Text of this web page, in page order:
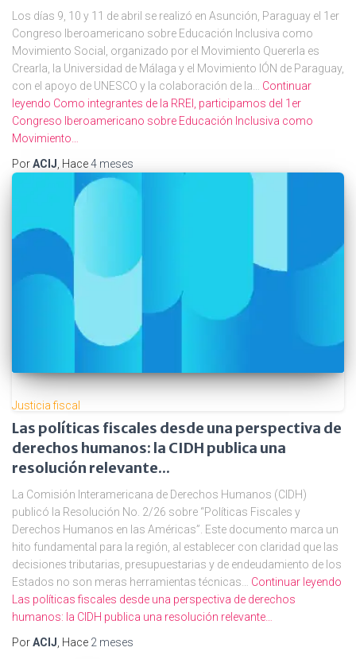
Los días 9, 10 y 11 de abril se realizó en Asunción, Paraguay el 1er
Congreso Iberoamericano sobre Educación Inclusiva como
Movimiento Social, organizado por el Movimiento Quererla es
Crearla, la Universidad de Málaga y el Movimiento IÓN de Paraguay,
con el apoyo de UNESCO y la colaboración de la… Continuar
leyendo Como integrantes de la RREI, participamos del 1er
Congreso Iberoamericano sobre Educación Inclusiva como
Movimiento…
PorACIJ , Hace4 meses
Justicia fiscal
Las políticas fiscales desde una perspectiva de
derechos humanos: la CIDH publica una
resolución relevante...
La Comisión Interamericana de Derechos Humanos (CIDH)
publicó la Resolución No. 2/26 sobre “Políticas Fiscales y
Derechos Humanos en las Américas”. Este documento marca un
hito fundamental para la región, al establecer con claridad que las
decisiones tributarias, presupuestarias y de endeudamiento de los
Estados no son meras herramientas técnicas… Continuar leyendo
Las políticas fiscales desde una perspectiva de derechos
humanos: la CIDH publica una resolución relevante…
PorACIJ , Hace 2 meses